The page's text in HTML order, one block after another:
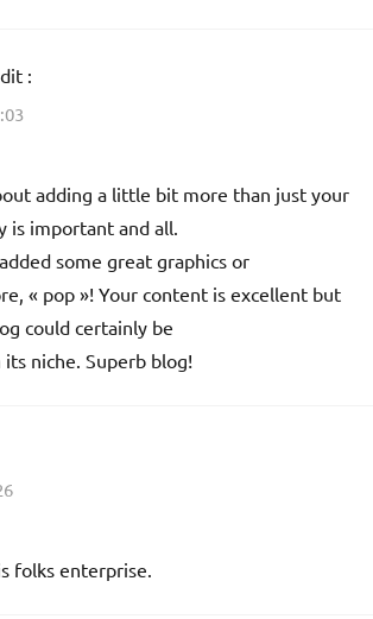
dit :
adding a little bit more than just your
is important and all.
some great graphics or
« pop »! Your content is excellent but
could certainly be
niche. Superb blog!
folks enterprise.